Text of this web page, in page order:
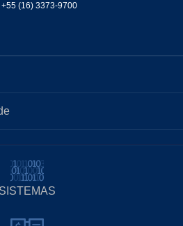
+55 (16) 3373-9700
SISTEMAS